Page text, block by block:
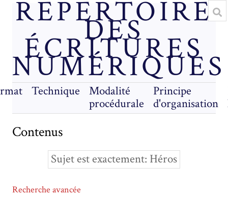
RÉPERTOIRE
DES
ÉCRITURES
NUMÉRIQUES
Technique
Modalité
procédurale
Principe
d'organisation
Contenus
Sujet est exactement Héros
Recherche avancée